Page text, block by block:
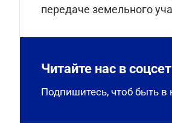
передаче земельного
Читайте нас в
Подпишитесь, чтоб быть в